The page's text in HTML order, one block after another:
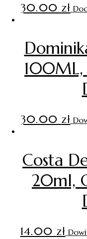
30.00 zł
100ML,
30.00 zł
Costa
20ml,
14.00 zł